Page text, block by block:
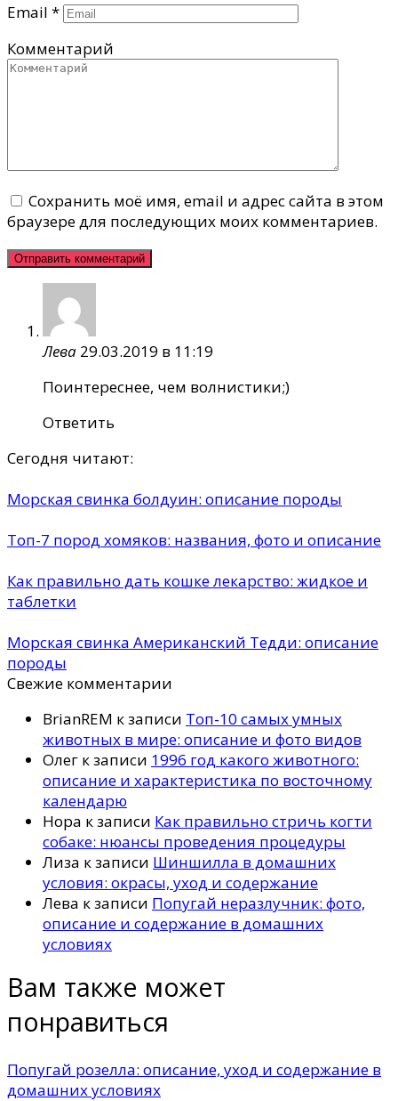
Email *
Комментарий
Сохранить моё имя, email и адрес сайта в этом
браузере для последующих моих комментариев.
Лева 29.03.2019 в 11:19
Поинтереснее, чем волнистики;)
Ответить
Сегодня читают:
Морская свинка болдуин: описание породы
Топ-7 пород хомяков: названия, фото и описание
Как правильно дать кошке лекарство: жидкое и
таблетки
Морская свинка Американский Тедди: описание
породы
Свежие комментарии
BrianREM к записи Топ-10 самых умных
животных в мире: описание и фото видов
Олег к записи 1996 год какого животного:
описание и характеристика по восточному
календарю
Нора к записи Как правильно стричь когти
собаке: нюансы проведения процедуры
Лиза к записи Шиншилла в домашних
условия: окрасы, уход и содержание
Лева к записи Попугай неразлучник: фото,
описание и содержание в домашних
условиях
Вам также может
понравиться
Попугай розелла: описание, уход и содержание в
домашних условиях